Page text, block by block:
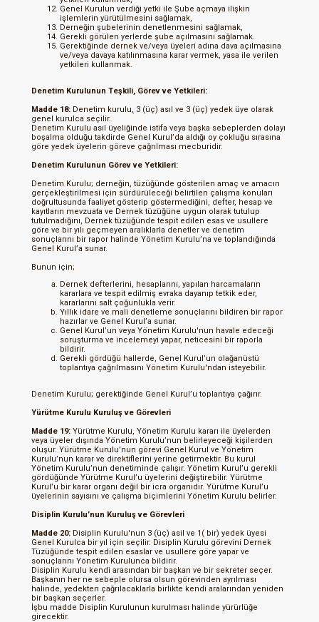
Genel Kurulun verdiği yetki ile Şube açmaya ilişkin
işlemlerin yürütülmesini sağlamak,
Derneğin şubelerinin denetlenmesini sağlamak,
Gerekli görülen yerlerde şube açılmasını sağlamak.
Gerektiğinde dernek ve/veya üyeleri adına dava açılmasına
ve/veya davaya katılınmasına karar vermek, yasa ile verilen
yetkileri kullanmak.
Denetim Kurulunun Teşkili, Görev ve Yetkileri:
Madde 18: Denetim kurulu, 3 (üç) asıl ve 3 (üç) yedek üye olarak
genel kurulca seçilir.
Denetim Kurulu asıl üyeliğinde istifa veya başka sebeplerden dolayı
boşalma olduğu takdirde Genel Kurul’da aldığı oy çokluğu sırasına
göre yedek üyelerin göreve çağrılması mecburidir.
Denetim Kurulunun Görev ve Yetkileri:
Denetim Kurulu; derneğin, tüzüğünde gösterilen amaç ve amacın
gerçekleştirilmesi için sürdürüleceği belirtilen çalışma konuları
doğrultusunda faaliyet gösterip göstermediğini, defter, hesap ve
kayıtların mevzuata ve Dernek tüzüğüne uygun olarak tutulup
tutulmadığını, Dernek tüzüğünde tespit edilen esas ve usullere
göre ve bir yılı geçmeyen aralıklarla denetler ve denetim
sonuçlarını bir rapor halinde Yönetim Kurulu’na ve toplandığında
Genel Kurul’a sunar.
Bunun için;
Dernek defterlerini, hesaplarını, yapılan harcamaların
kararlara ve tespit edilmiş evraka dayanıp tetkik eder,
kararlarını salt çoğunlukla verir.
Yıllık idare ve mali denetleme sonuçlarını bildiren bir rapor
hazırlar ve Genel Kurul’a sunar.
Genel Kurul’un veya Yönetim Kurulu'nun havale edeceği
soruşturma ve incelemeyi yapar, neticesini bir raporla
bildirir.
Gerekli gördüğü hallerde, Genel Kurul’un olağanüstü
toplantıya çağrılmasını Yönetim Kurulu'ndan isteyebilir.
Denetim Kurulu; gerektiğinde Genel Kurul’u toplantıya çağırır.
Yürütme Kurulu Kuruluş ve Görevleri
Madde 19: Yürütme Kurulu, Yönetim Kurulu kararı ile üyelerden
veya üyeler dışında Yönetim Kurulu’nun belirleyeceği kişilerden
oluşur. Yürütme Kurulu’nun görevi Genel Kurul ve Yönetim
Kurulu’nun karar ve direktiflerini yerine getirmektir. Bu kurul
Yönetim Kurulu’nun denetiminde çalışır. Yönetim Kurul’u gerekli
gördüğünde Yürütme Kurul’u üyelerini değiştirebilir. Yürütme
Kurul’u bir karar organı değil bir icra organıdır. Yürütme Kurul’u
üyelerinin sayısını ve çalışma biçimlerini Yönetim Kurulu belirler.
Disiplin Kurulu’nun Kuruluş ve Görevleri
Madde 20: Disiplin Kurulu'nun 3 (üç) asil ve 1( bir) yedek üyesi
Genel Kurulca bir yıl için seçilir. Disiplin Kurulu görevini Dernek
Tüzüğünde tespit edilen esaslar ve usullere göre yapar ve
sonuçlarını Yönetim Kurulunca bildirir.
Disiplin Kurulu kendi arasından bir başkan ve bir sekreter seçer.
Başkanın her ne sebeple olursa olsun görevinden ayrılması
halinde, yedekten çağrılacaklarla birlikte kendi aralarından yeniden
bir başkan seçerler.
İşbu madde Disiplin Kurulunun kurulması halinde yürürlüğe
girecektir.